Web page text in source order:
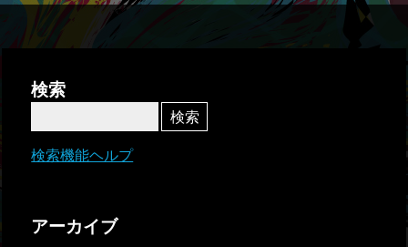
いて
検索
検索機能ヘルプ
アーカイブ